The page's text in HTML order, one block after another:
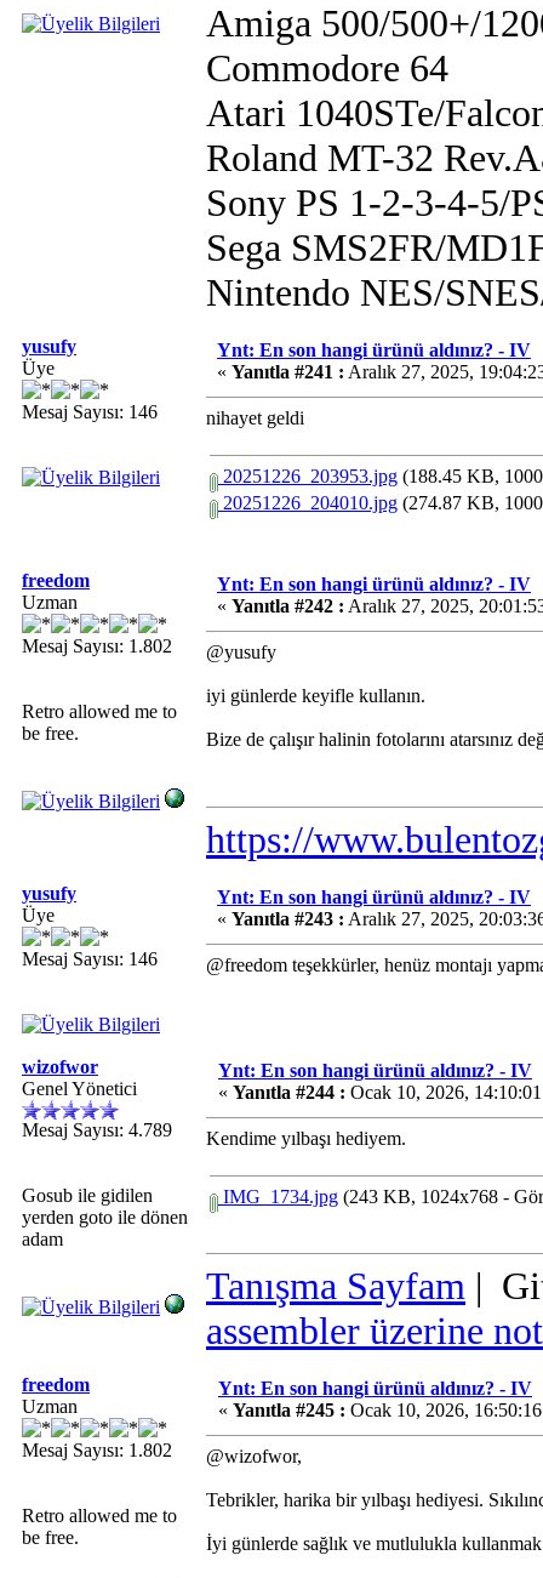
Amiga 500/500+/
Commodore 64
Atari 1040STe/
Roland MT-32
Sony PS 1-2-3-4-5/
Sega SMS2FR/
Nintendo NES/
yusufy
Üye
Mesaj Sayısı: 146
Ynt: En son hangi ürünü aldınız? - IV
« Yanıtla #241 : Aralık 27, 2025,
nihayet geldi
20251226_203953.jpg (188.45 KB,
20251226_204010.jpg (274.87 KB,
freedom
Uzman
Mesaj Sayısı: 1.802
Retro allowed me to
be free.
Ynt: En son hangi ürünü aldınız? - IV
« Yanıtla #242 : Aralık 27, 2025,
@yusufy
iyi günlerde keyifle kullanın.
Bize de çalışır halinin fotolarını atarsınız
https://
yusufy
Üye
Mesaj Sayısı: 146
Ynt: En son hangi ürünü aldınız? - IV
« Yanıtla #243 : Aralık 27, 2025,
@freedom teşekkürler, henüz montajı
wizofwor
Genel Yönetici
Mesaj Sayısı: 4.789
Gosub ile gidilen
yerden goto ile dönen
adam
Ynt: En son hangi ürünü aldınız? - IV
« Yanıtla #244 : Ocak 10, 2026,
Kendime yılbaşı hediyem.
IMG_1734.jpg (243 KB, 1024x768 -
Tanışma Sayfam |
assembler üzerine
freedom
Uzman
Mesaj Sayısı: 1.802
Retro allowed me to
be free.
Ynt: En son hangi ürünü aldınız? - IV
« Yanıtla #245 : Ocak 10, 2026,
@wizofwor,
Tebrikler, harika bir yılbaşı hediyesi.
İyi günlerde sağlık ve mutlulukla